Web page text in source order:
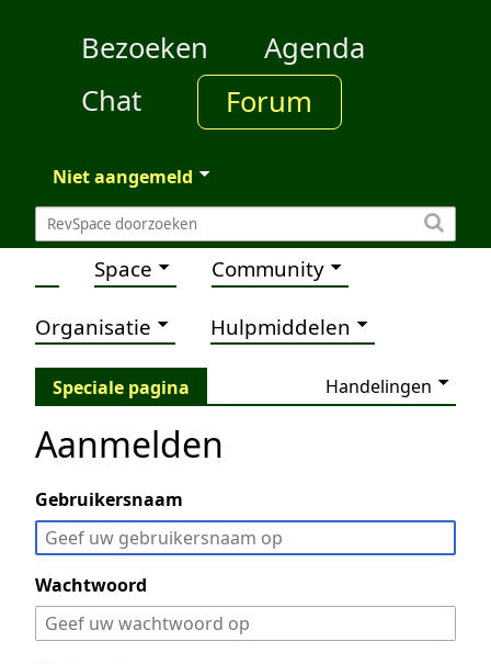
Bezoeken
Agenda
Chat
Forum
Niet aangemeld
Space Community
Organisatie Hulpmiddelen
Speciale pagina Handelingen
Aanmelden
Gebruikersnaam
Wachtwoord